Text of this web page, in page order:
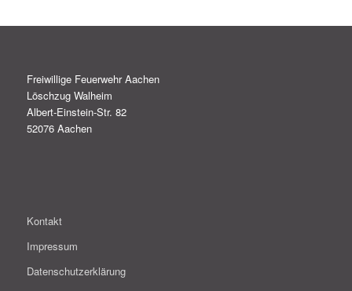
Freiwillige Feuerwehr Aachen
Löschzug Walheim
Albert-Einstein-Str. 82
52076 Aachen
Kontakt
Impressum
Datenschutzerklärung